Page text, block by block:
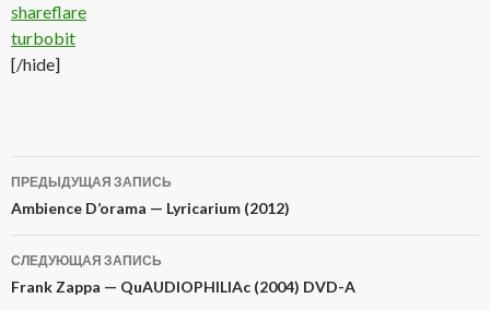
shareflare
turbobit
[/hide]
Навигация
по
записям
ПРЕДЫДУЩАЯ ЗАПИСЬ
Ambience D’orama — Lyricarium (2012)
СЛЕДУЮЩАЯ ЗАПИСЬ
Frank Zappa — QuAUDIOPHILIAc (2004) DVD-A